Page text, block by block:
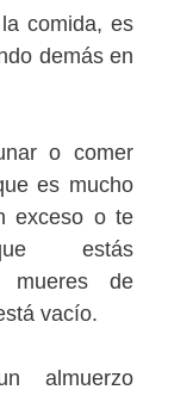
comida, es
demás en
o comer
es mucho
exceso o te
estás
mueres de
vacío.
almuerzo